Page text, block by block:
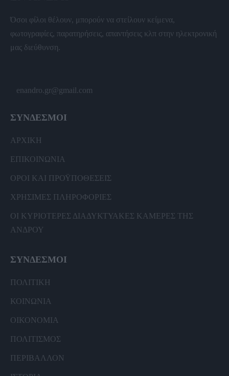
Όσοι φίλοι θέλουν, μπορούν να στείλουν κείμενα,
φωτογραφίες, παρατηρήσεις, απαντήσεις κλπ στην ηλεκτρονική
μας διεύθυνση.
enandro.gr@gmail.com
ΣΥΝΔΕΣΜΟΙ
ΑΡΧΙΚΗ
ΕΠΙΚΟΙΝΩΝΙΑ
ΟΡΟΙ ΚΑΙ ΠΡΟΫΠΟΘΕΣΕΙΣ
ΧΡΗΣΙΜΕΣ ΠΛΗΡΟΦΟΡΙΕΣ
ΟΙ ΚΥΡΙΟΤΕΡΕΣ ΔΙΑΔΥΚΤΥΑΚΕΣ ΚΑΜΕΡΕΣ ΤΗΣ
ΑΝΔΡΟΥ
ΣΥΝΔΕΣΜΟΙ
ΠΟΛΙΤΙΚΗ
ΚΟΙΝΩΝΙΑ
ΟΙΚΟΝΟΜΙΑ
ΠΟΛΙΤΙΣΜΟΣ
ΠΕΡΙΒΑΛΛΟΝ